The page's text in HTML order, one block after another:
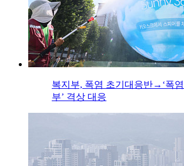
복지부, 폭염 초기대응반→‘폭
부’ 격상 대응